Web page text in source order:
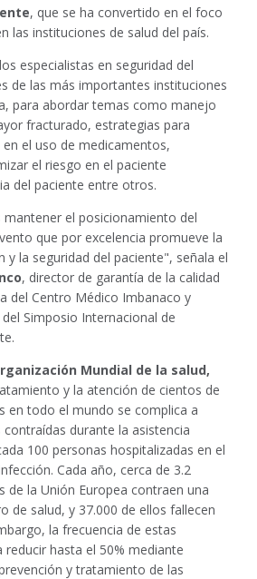
, que se ha convertido en el foco
las instituciones de salud del país.
especialistas en seguridad del
de las más importantes instituciones
para abordar temas como manejo
fracturado, estrategias para
el uso de medicamentos,
el riesgo en el paciente
del paciente entre otros.
el posicionamiento del
que por excelencia promueve la
y la seguridad del paciente", señala el
, director de garantía de la calidad
del Centro Médico Imbanaco y
Simposio Internacional de
Mundial de la salud,
y la atención de cientos de
en todo el mundo se complica a
durante la asistencia
100 personas hospitalizadas en el
Cada año, cerca de 3.2
de la Unión Europea contraen una
de salud, y 37.000 de ellos fallecen
la frecuencia de estas
hasta el 50% mediante
y tratamiento de las